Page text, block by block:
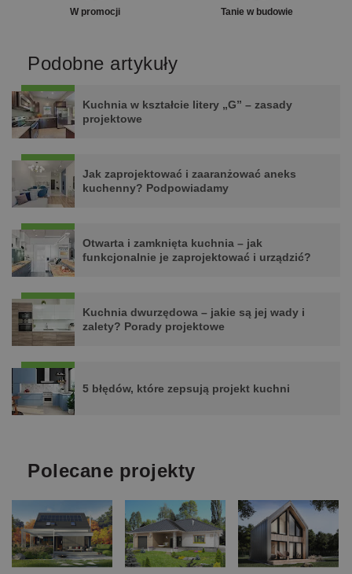
W promocji Tanie w budowie
Podobne artykuły
Kuchnia w kształcie litery „G” – zasady
projektowe
Jak zaprojektować i zaaranżować aneks
kuchenny? Podpowiadamy
Otwarta i zamknięta kuchnia – jak
funkcjonalnie je zaprojektować i urządzić?
Kuchnia dwurzędowa – jakie są jej wady i
zalety? Porady projektowe
5 błędów, które zepsują projekt kuchni
Polecane projekty